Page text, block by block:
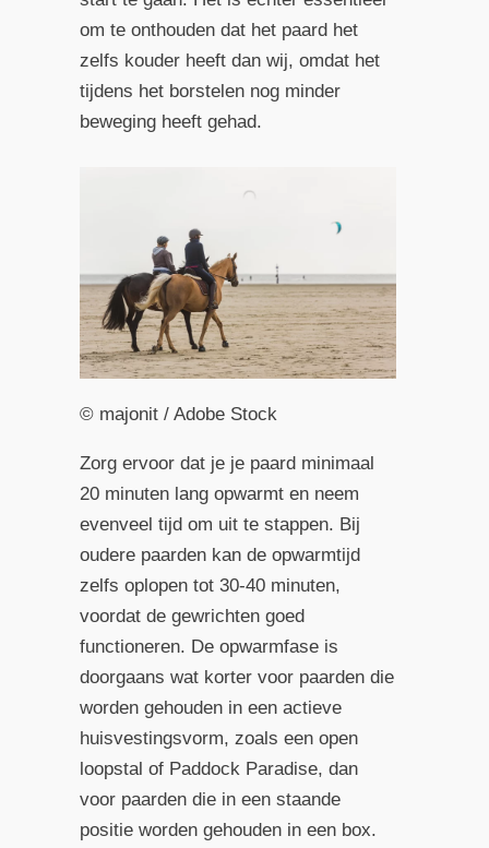
om te onthouden dat het paard het
zelfs kouder heeft dan wij, omdat het
tijdens het borstelen nog minder
beweging heeft gehad.
© majonit / Adobe Stock
Zorg ervoor dat je je paard minimaal
20 minuten lang opwarmt en neem
evenveel tijd om uit te stappen. Bij
oudere paarden kan de opwarmtijd
zelfs oplopen tot 30-40 minuten,
voordat de gewrichten goed
functioneren. De opwarmfase is
doorgaans wat korter voor paarden die
worden gehouden in een actieve
huisvestingsvorm, zoals een open
loopstal of Paddock Paradise, dan
voor paarden die in een staande
positie worden gehouden in een box.